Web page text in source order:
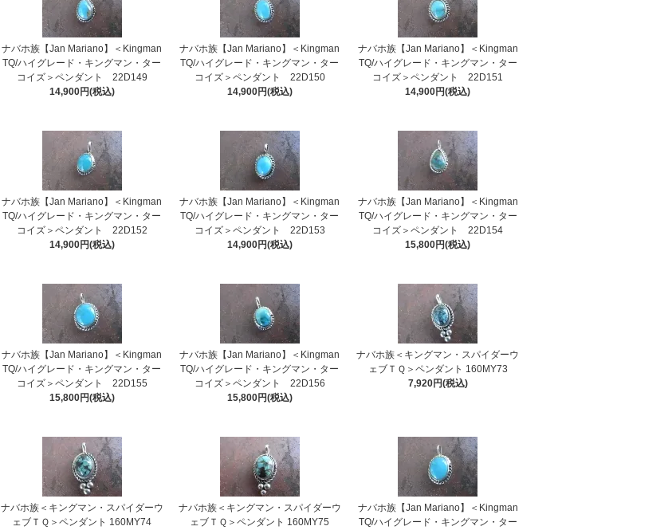
ナバホ族【Jan Mariano】＜Kingman
TQ/ハイグレード・キングマン・ター
コイズ＞ペンダント 22D149
14,900円(税込)
ナバホ族【Jan Mariano】＜Kingman
TQ/ハイグレード・キングマン・ター
コイズ＞ペンダント 22D150
14,900円(税込)
ナバホ族【Jan Mariano】＜Kingman
TQ/ハイグレード・キングマン・ター
コイズ＞ペンダント 22D151
14,900円(税込)
ナバホ族【Jan Mariano】＜Kingman
TQ/ハイグレード・キングマン・ター
コイズ＞ペンダント 22D152
14,900円(税込)
ナバホ族【Jan Mariano】＜Kingman
TQ/ハイグレード・キングマン・ター
コイズ＞ペンダント 22D153
14,900円(税込)
ナバホ族【Jan Mariano】＜Kingman
TQ/ハイグレード・キングマン・ター
コイズ＞ペンダント 22D154
15,800円(税込)
ナバホ族【Jan Mariano】＜Kingman
TQ/ハイグレード・キングマン・ター
コイズ＞ペンダント 22D155
15,800円(税込)
ナバホ族【Jan Mariano】＜Kingman
TQ/ハイグレード・キングマン・ター
コイズ＞ペンダント 22D156
15,800円(税込)
ナバホ族＜キングマン・スパイダーウ
ェブＴＱ＞ペンダント 160MY73
7,920円(税込)
ナバホ族＜キングマン・スパイダーウ
ェブＴＱ＞ペンダント 160MY74
ナバホ族＜キングマン・スパイダーウ
ェブＴＱ＞ペンダント 160MY75
ナバホ族【Jan Mariano】＜Kingman
TQ/ハイグレード・キングマン・ター